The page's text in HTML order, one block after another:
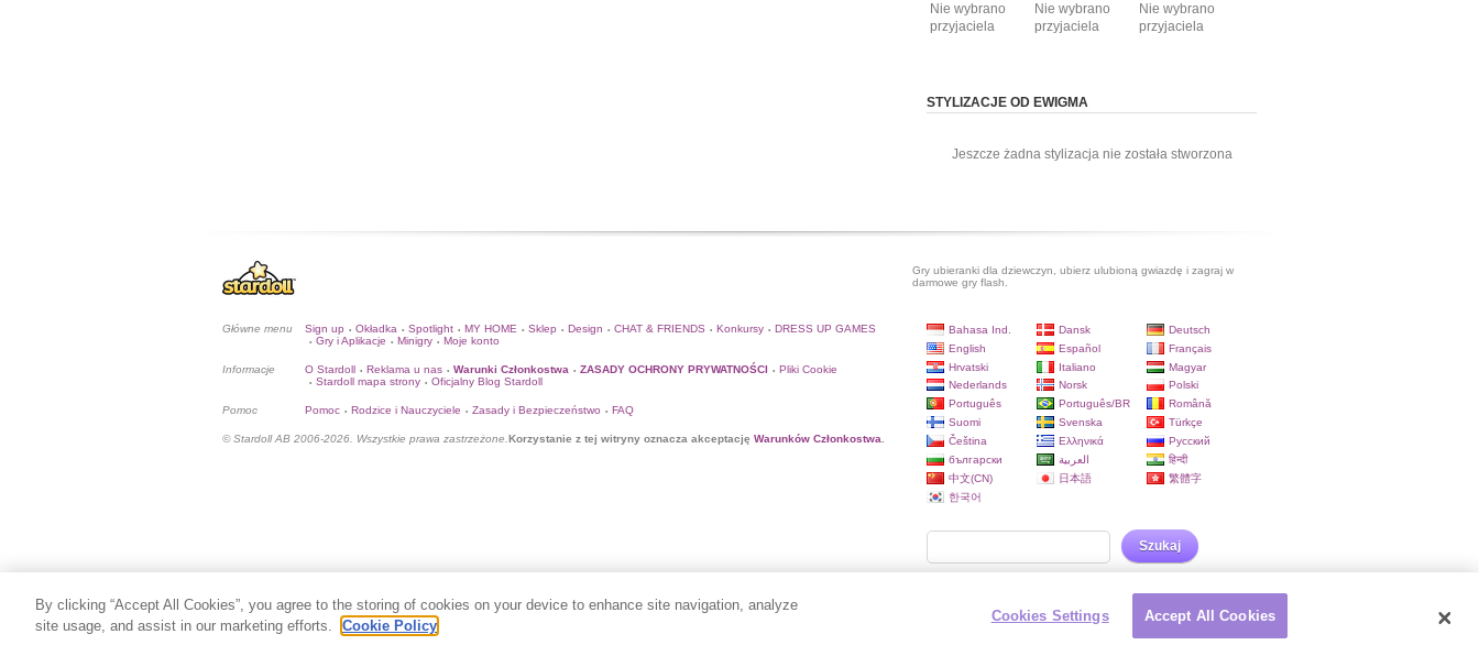
Nie wybrano
przyjaciela
Nie wybrano
przyjaciela
Nie wybrano
przyjaciela
STYLIZACJE OD EWIGMA
Jeszcze żadna stylizacja nie została stworzona
Gry ubieranki dla dziewczyn, ubierz ulubioną gwiazdę i zagraj w
darmowe gry flash.
Główne menu Sign up • Okładka • Spotlight • MY HOME • Sklep • Design • CHAT & FRIENDS • Konkursy • DRESS UP GAMES
• Gry i Aplikacje • Minigry • Moje konto
Informacje O Stardoll • Reklama u nas • Warunki Członkostwa • ZASADY OCHRONY PRYWATNOŚCI • Pliki Cookie
• Stardoll mapa strony • Oficjalny Blog Stardoll
Pomoc Pomoc • Rodzice i Nauczyciele • Zasady i Bezpieczeństwo • FAQ
© Stardoll AB 2006-2026. Wszystkie prawa zastrzeżone. Korzystanie z tej witryny oznacza akceptację Warunków Członkostwa
Bahasa Ind. Dansk
Deutsch
English
Español
Français
Hrvatski
Italiano
Magyar
Nederlands
Norsk
Polski
Português
Português/BR
Română
Suomi
Svenska
Türkçe
Čeština
Ελληνικά
Русский
български
العربية
हिन्दी
中文(CN)
日本語
繁體字
한국어
Szukaj
By clicking “Accept All Cookies”, you agree to the storing of cookies on your device to enhance site navigation, analyze
site usage, and assist in our marketing efforts.
Cookie Policy
Cookies Settings Accept All Cookies